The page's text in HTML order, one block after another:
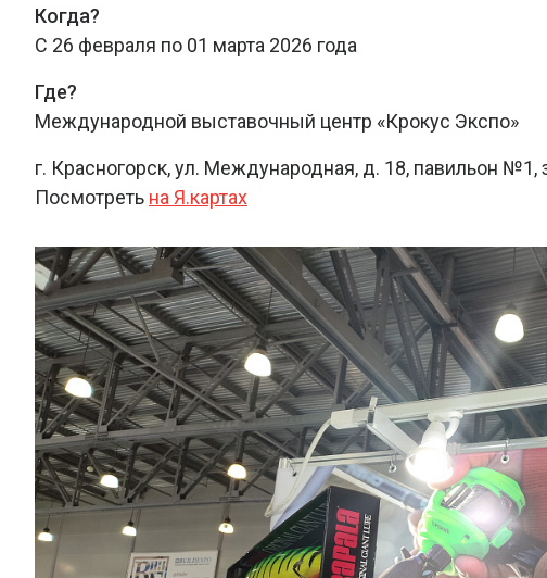
Когда?
С 26 февраля по 01 марта 2026 года
Где?
Международной выставочный центр «Крокус Экспо»
г. Красногорск, ул. Международная, д. 18, павильон
Посмотреть на Я.картах